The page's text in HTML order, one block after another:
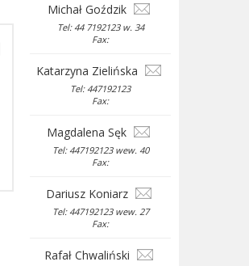
Michał Goździk
Tel: 44 7192123 w. 34
Fax:
Katarzyna Zielińska
Tel: 447192123
Fax:
Magdalena Sęk
Tel: 447192123 wew. 40
Fax:
Dariusz Koniarz
Tel: 447192123 wew. 27
Fax:
Rafał Chwaliński